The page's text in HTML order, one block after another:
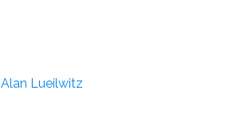
Alan Lueilwitz